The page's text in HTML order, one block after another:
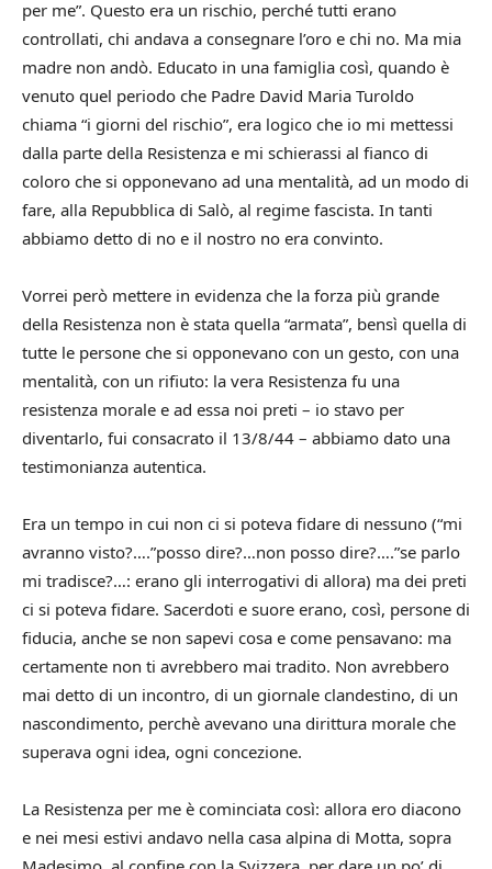
per me”. Questo era un rischio, perché tutti erano
controllati, chi andava a consegnare l’oro e chi no. Ma mia
madre non andò. Educato in una famiglia così, quando è
venuto quel periodo che Padre David Maria Turoldo
chiama “i giorni del rischio”, era logico che io mi mettessi
dalla parte della Resistenza e mi schierassi al fianco di
coloro che si opponevano ad una mentalità, ad un modo di
fare, alla Repubblica di Salò, al regime fascista. In tanti
abbiamo detto di no e il nostro no era convinto.
Vorrei però mettere in evidenza che la forza più grande
della Resistenza non è stata quella “armata”, bensì quella di
tutte le persone che si opponevano con un gesto, con una
mentalità, con un rifiuto: la vera Resistenza fu una
resistenza morale e ad essa noi preti – io stavo per
diventarlo, fui consacrato il 13/8/44 – abbiamo dato una
testimonianza autentica.
Era un tempo in cui non ci si poteva fidare di nessuno (“mi
avranno visto?….”posso dire?…non posso dire?….”se parlo
mi tradisce?…: erano gli interrogativi di allora) ma dei preti
ci si poteva fidare. Sacerdoti e suore erano, così, persone di
fiducia, anche se non sapevi cosa e come pensavano: ma
certamente non ti avrebbero mai tradito. Non avrebbero
mai detto di un incontro, di un giornale clandestino, di un
nascondimento, perchè avevano una dirittura morale che
superava ogni idea, ogni concezione.
La Resistenza per me è cominciata così: allora ero diacono
e nei mesi estivi andavo nella casa alpina di Motta, sopra